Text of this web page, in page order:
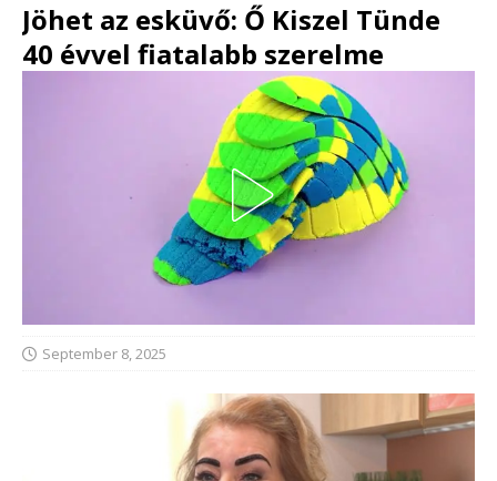
Jöhet az esküvő: Ő Kiszel Tünde
40 évvel fiatalabb szerelme
September 8, 2025